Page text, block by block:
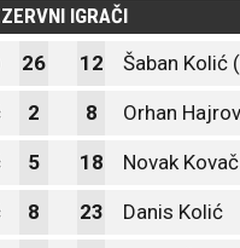
IGRAČI
26 12 Šaban Kolić
2 8 Orhan
5 18 Novak
8 23 Danis Kolić